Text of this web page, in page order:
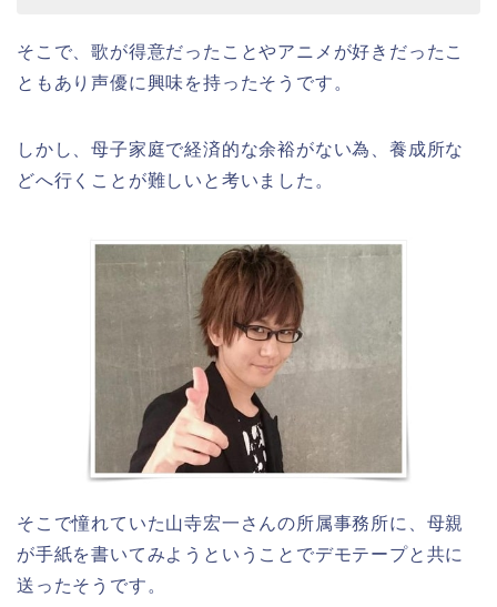
そこで、歌が得意だったことやアニメが好きだったこ
ともあり声優に興味を持ったそうです。
しかし、母子家庭で経済的な余裕がない為、養成所な
どへ行くことが難しいと考いました。
そこで憧れていた山寺宏一さんの所属事務所に、母親
が手紙を書いてみようということでデモテープと共に
送ったそうです。